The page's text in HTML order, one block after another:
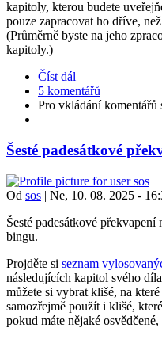
kapitoly, kterou budete
pouze zapracovat ho dříve,
(Průměrně byste na jeho
kapitoly.)
Číst dál
5 komentářů
Pro vkládání komentářů
Šesté padesátkové
Od sos | Ne, 10. 08. 2025 -
Šesté padesátkové
bingu.
Projděte si seznam
následujících kapitol svého
můžete si vybrat klišé, na
samozřejmě použít i klišé,
pokud máte nějaké